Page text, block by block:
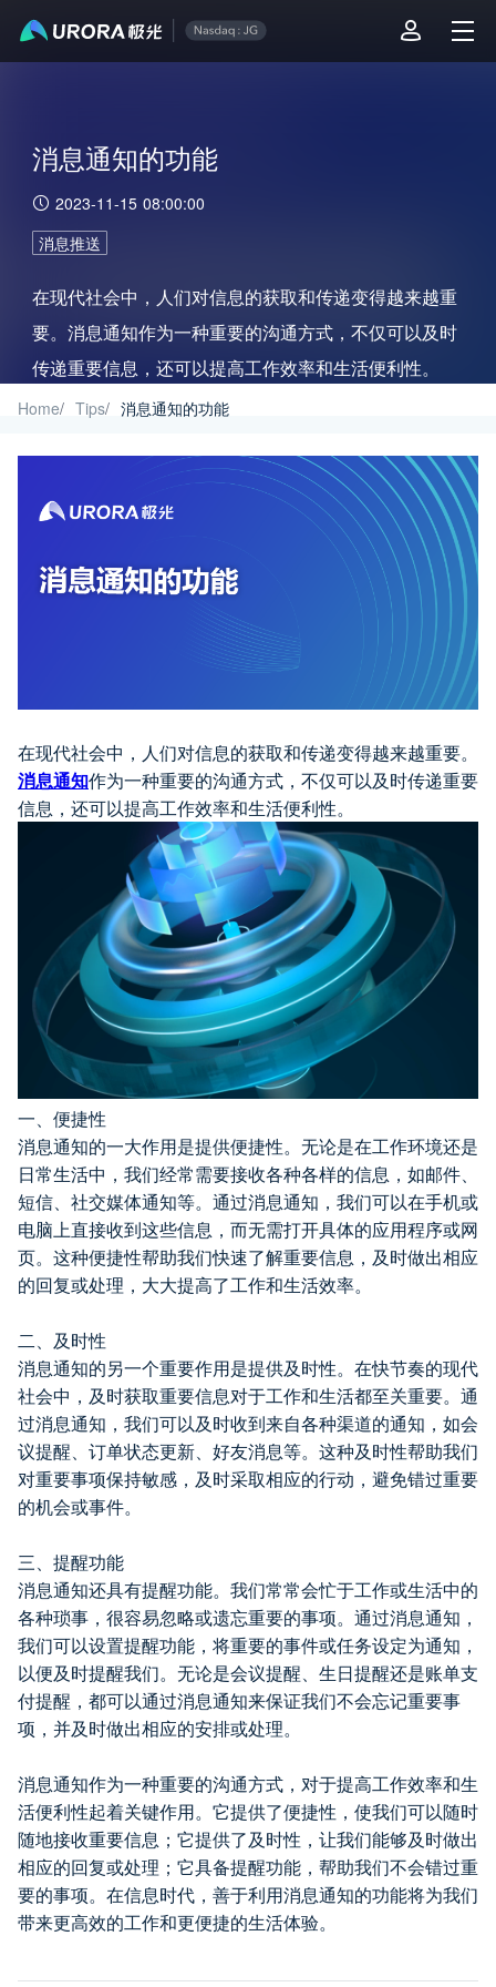
消息通知的功能
2023-11-15 08:00:00
消息推送
在现代社会中，人们对信息的获取和传递变得越来越重
要。消息通知作为一种重要的沟通方式，不仅可以及时
传递重要信息，还可以提高工作效率和生活便利性。
Home/ Tips/ 消息通知的功能
在现代社会中，人们对信息的获取和传递变得越来越重要。
消息通知作为一种重要的沟通方式，不仅可以及时传递重要
信息，还可以提高工作效率和生活便利性。
一、便捷性
消息通知的一大作用是提供便捷性。无论是在工作环境还是
日常生活中，我们经常需要接收各种各样的信息，如邮件、
短信、社交媒体通知等。通过消息通知，我们可以在手机或
电脑上直接收到这些信息，而无需打开具体的应用程序或网
页。这种便捷性帮助我们快速了解重要信息，及时做出相应
的回复或处理，大大提高了工作和生活效率。
二、及时性
消息通知的另一个重要作用是提供及时性。在快节奏的现代
社会中，及时获取重要信息对于工作和生活都至关重要。通
过消息通知，我们可以及时收到来自各种渠道的通知，如会
议提醒、订单状态更新、好友消息等。这种及时性帮助我们
对重要事项保持敏感，及时采取相应的行动，避免错过重要
的机会或事件。
三、提醒功能
消息通知还具有提醒功能。我们常常会忙于工作或生活中的
各种琐事，很容易忽略或遗忘重要的事项。通过消息通知，
我们可以设置提醒功能，将重要的事件或任务设定为通知，
以便及时提醒我们。无论是会议提醒、生日提醒还是账单支
付提醒，都可以通过消息通知来保证我们不会忘记重要事
项，并及时做出相应的安排或处理。
消息通知作为一种重要的沟通方式，对于提高工作效率和生
活便利性起着关键作用。它提供了便捷性，使我们可以随时
随地接收重要信息；它提供了及时性，让我们能够及时做出
相应的回复或处理；它具备提醒功能，帮助我们不会错过重
要的事项。在信息时代，善于利用消息通知的功能将为我们
带来更高效的工作和更便捷的生活体验。